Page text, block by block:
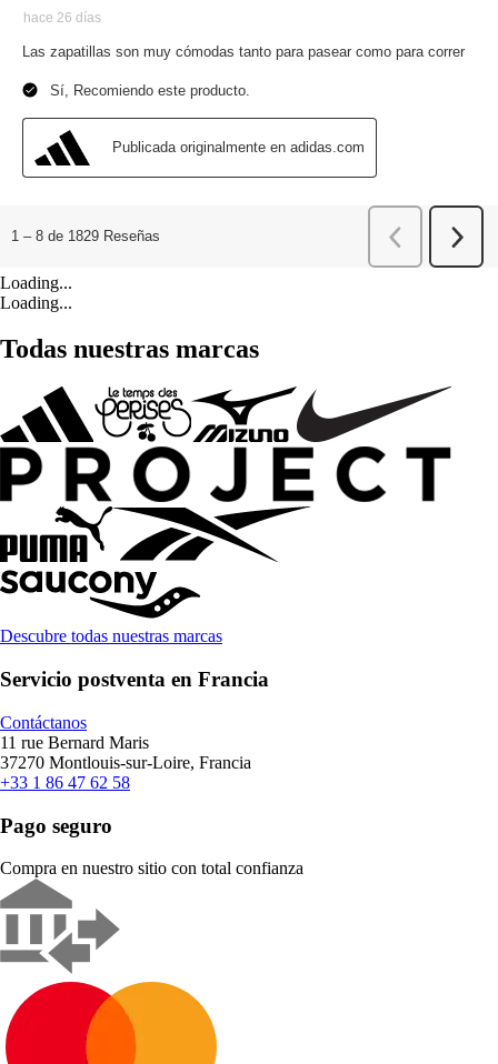
Loading...
Loading...
Todas nuestras marcas
Descubre todas nuestras marcas
Servicio postventa en Francia
Contáctanos
11 rue Bernard Maris
37270 Montlouis-sur-Loire, Francia
+33 1 86 47 62 58
Pago seguro
Compra en nuestro sitio con total confianza